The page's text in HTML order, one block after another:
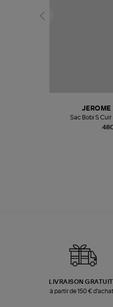
JEROME
Sac Bobi S
LIVRAISON
à partir de 150 €